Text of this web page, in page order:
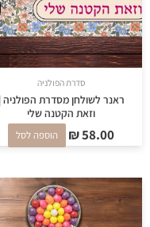
סדרת הפולניה
ראנר לשולחן מסדרת הפולניה |
וזאת הקטנה שלי
₪58.00 הוספה לסל